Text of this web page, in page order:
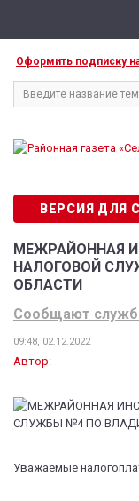
Оформить подписку на
ВЕРСИЯ ДЛЯ
МЕЖРАЙОННАЯ
НАЛОГОВОЙ
ОБЛАСТИ
Сообщают
09:48, 02.12.2022
Автор:
Уважаемые